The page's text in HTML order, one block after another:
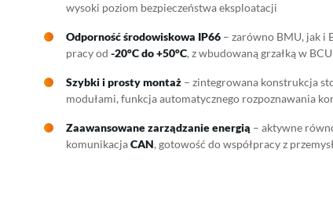
wysoki poziom bezpieczeństwa eksploatacji
Odporność środowiskowa IP66 – zarówno BMU, jak i
pracy od -20°C do +50°C, z wbudowaną grzałką w
Szybki i prosty montaż – zintegrowana konstrukcja
modułami, funkcja automatycznego rozpoznawania
Zaawansowane zarządzanie energią – aktywne
komunikacjaCAN, gotowość do współpracy z